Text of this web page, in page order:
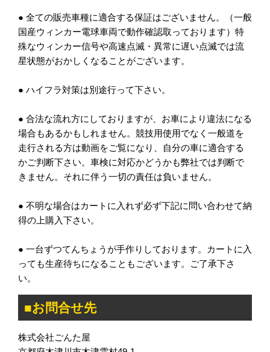
● 全ての販売車種に適合する保証はございません。（一般
国産ウィンカー電球車両で動作確認取っております）特
殊なウィンカー信号や高速点滅・異常に遅い点滅では流
星状態がおかしくなることがございます。
● ハイフラ対策は別途行って下さい。
● 合法な流れ方にしておりますが、お車により違法になる
場合もあるかもしれません。競技用使用でなく一般道を
走行される方は動画をご覧になり、自分の車に適合する
かご判断下さい。車検に対応かどうかも弊社では判断で
きません。それに伴う一切の責任は負いません。
● 不明な場合はカートに入れず必ず下記に問い合わせて納
得の上購入下さい。
● 一台ずつてんちょうが手作りしております。カートに入
っても生産待ちになることもございます。ご了承下さ
い。
■お問合せ先
株式会社ごんた屋